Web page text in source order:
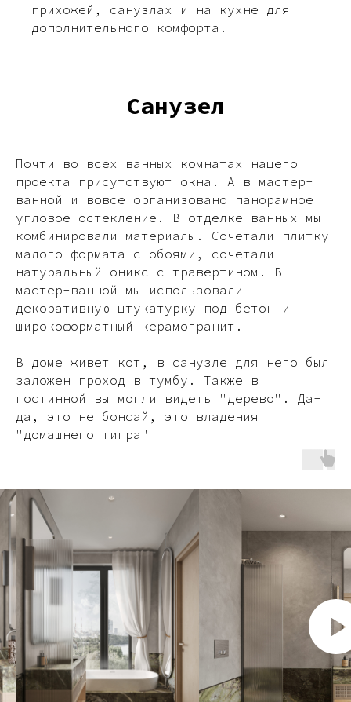
прихожей, санузлах и на кухне для
дополнительного комфорта.
Санузел
Почти во всех ванных комнатах нашего
проекта присутствуют окна. А в мастер-
ванной и вовсе организовано панорамное
угловое остекление. В отделке ванных мы
комбинировали материалы. Сочетали плитку
малого формата с обоями, сочетали
натуральный оникс с травертином. В
мастер-ванной мы использовали
декоративную штукатурку под бетон и
широкоформатный керамогранит.
В доме живет кот, в санузле для него был
заложен проход в тумбу. Также в
гостинной вы могли видеть "дерево". Да-
да, это не бонсай, это владения
"домашнего тигра"